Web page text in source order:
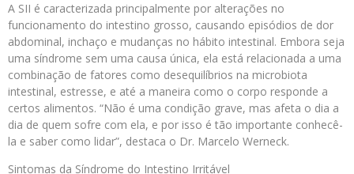
A SII é caracterizada principalmente por alterações no
funcionamento do intestino grosso, causando episódios de dor
abdominal, inchaço e mudanças no hábito intestinal. Embora seja
uma síndrome sem uma causa única, ela está relacionada a uma
combinação de fatores como desequilíbrios na microbiota
intestinal, estresse, e até a maneira como o corpo responde a
certos alimentos. “Não é uma condição grave, mas afeta o dia a
dia de quem sofre com ela, e por isso é tão importante conhecê-
la e saber como lidar”, destaca o Dr. Marcelo Werneck.
Sintomas da Síndrome do Intestino Irritável